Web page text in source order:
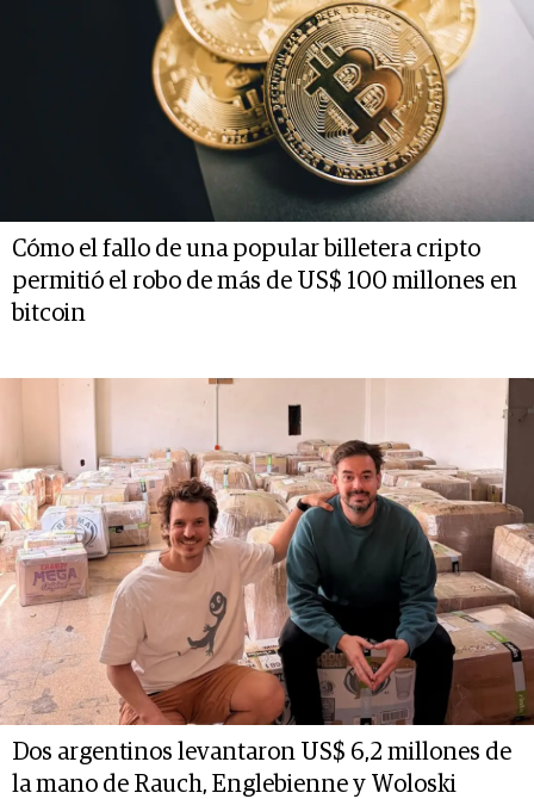
Cómo el fallo de una popular billetera cripto
permitió el robo de más de US$ 100 millones en
bitcoin
Dos argentinos levantaron US$ 6,2 millones de
la mano de Rauch, Englebienne y Woloski